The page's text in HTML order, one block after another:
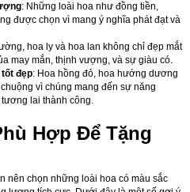
: Những loài hoa như đồng tiền,
được chọn vì mang ý nghĩa phát đạt và
hoa ly và hoa lan không chỉ đẹp mắt
may mắn, thịnh vượng, và sự giàu có.
đẹp: Hoa hồng đỏ, hoa hướng dương
vì chúng mang đến sự năng
lai thành công.
Hợp Để Tặng
nên chọn những loài hoa có màu sắc